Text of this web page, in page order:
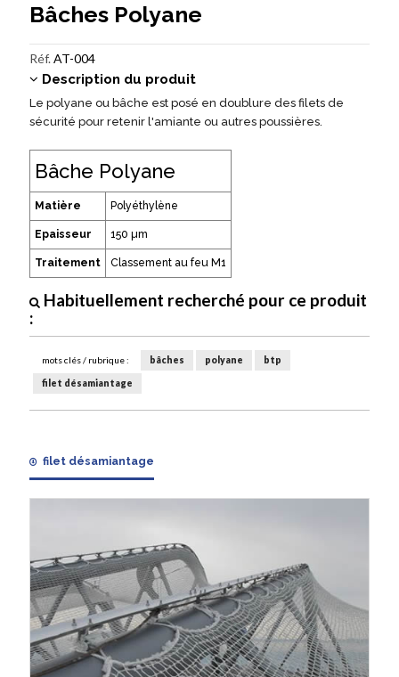
Bâches Polyane
Réf.AT-004
Description du produit
Le polyane ou bâche est posé en doublure des filets de
sécurité pour retenir l'amiante ou autres poussières.
Bâche Polyane
Matière Polyéthylène
Epaisseur 150 µm
Traitement Classement au feu M1
Habituellement recherché pour ce produit
:
mots clés / rubrique : bâches polyane btp
filet désamiantage
filet désamiantage